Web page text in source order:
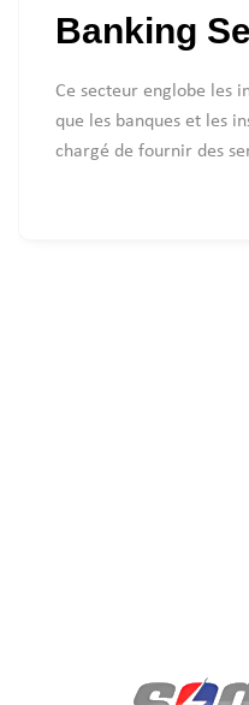
Banking
Ce secteur englobe les
que les banques et les
chargé de fournir des